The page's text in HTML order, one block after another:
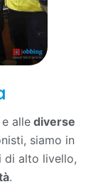
e allediverse
siamo in
alto livello,
.